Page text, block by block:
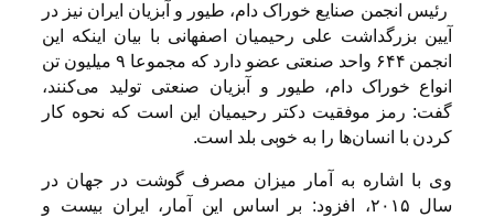
رئیس انجمن صنایع خوراک دام، طیور و آبزیان ایران نیز در
آیین بزرگداشت علی رحیمیان اصفهانی با بیان اینکه این
انجمن ۶۴۴ واحد صنعتی عضو دارد که مجموعا ۹ میلیون تن
انواع خوراک دام، طیور و آبزیان صنعتی تولید می‌کنند،
گفت: رمز موفقیت دکتر رحیمیان این است که نحوه کار
کردن با انسان‌ها را به خوبی بلد است.
وی با اشاره به آمار میزان مصرف گوشت در جهان در
سال ۲۰۱۵، افزود: بر اساس این آمار، ایران بیست و